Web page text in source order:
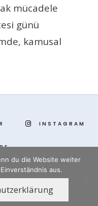
mücadele
günü
kamusal
INSTAGRAM
du die Website weiter
aus.